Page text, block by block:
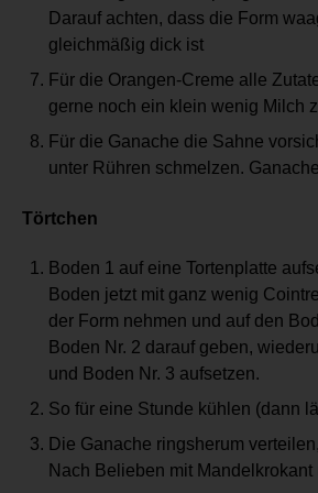
Darauf achten, dass die Form
gleichmäßig dick ist
Für die Orangen-Creme alle
gerne noch ein klein wenig Milch
Für die Ganache die Sahne
unter Rühren schmelzen.
Törtchen
Boden 1 auf eine Tortenplatte
Boden jetzt mit ganz wenig
der Form nehmen und auf den
Boden Nr. 2 darauf geben,
und Boden Nr. 3 aufsetzen.
So für eine Stunde kühlen (dann
Die Ganache ringsherum
Nach Belieben mit